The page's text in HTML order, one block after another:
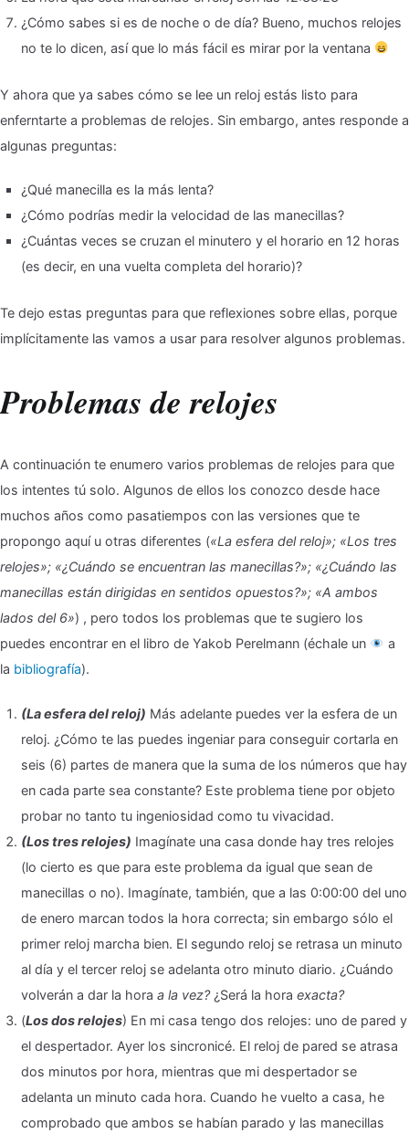
¿Cómo sabes si es de noche o de día? Bueno, muchos relojes
no te lo dicen, así que lo más fácil es mirar por la ventana
Y ahora que ya sabes cómo se lee un reloj estás listo para
enferntarte a problemas de relojes. Sin embargo, antes responde a
algunas preguntas:
¿Qué manecilla es la más lenta?
¿Cómo podrías medir la velocidad de las manecillas?
¿Cuántas veces se cruzan el minutero y el horario en 12 horas
(es decir, en una vuelta completa del horario)?
Te dejo estas preguntas para que reflexiones sobre ellas, porque
implícitamente las vamos a usar para resolver algunos problemas.
Problemas de relojes
A continuación te enumero varios problemas de relojes para que
los intentes tú solo. Algunos de ellos los conozco desde hace
muchos años como pasatiempos con las versiones que te
propongo aquí u otras diferentes («La esfera del reloj»; «Los tres
relojes»; «¿Cuándo se encuentran las manecillas?»; «¿Cuándo las
manecillas están dirigidas en sentidos opuestos?»; «A ambos
lados del 6») , pero todos los problemas que te sugiero los
puedes encontrar en el libro de Yakob Perelmann (échale un
a
la bibliografía).
(La esfera del reloj) Más adelante puedes ver la esfera de un
reloj. ¿Cómo te las puedes ingeniar para conseguir cortarla en
seis (6) partes de manera que la suma de los números que hay
en cada parte sea constante? Este problema tiene por objeto
probar no tanto tu ingeniosidad como tu vivacidad.
(Los tres relojes) Imagínate una casa donde hay tres relojes
(lo cierto es que para este problema da igual que sean de
manecillas o no). Imagínate, también, que a las 0:00:00 del uno
de enero marcan todos la hora correcta; sin embargo sólo el
primer reloj marcha bien. El segundo reloj se retrasa un minuto
al día y el tercer reloj se adelanta otro minuto diario. ¿Cuándo
volverán a dar la horaa la vez?¿Será la horaexacta?
(Los dos relojes) En mi casa tengo dos relojes: uno de pared y
el despertador. Ayer los sincronicé. El reloj de pared se atrasa
dos minutos por hora, mientras que mi despertador se
adelanta un minuto cada hora. Cuando he vuelto a casa, he
comprobado que ambos se habían parado y las manecillas